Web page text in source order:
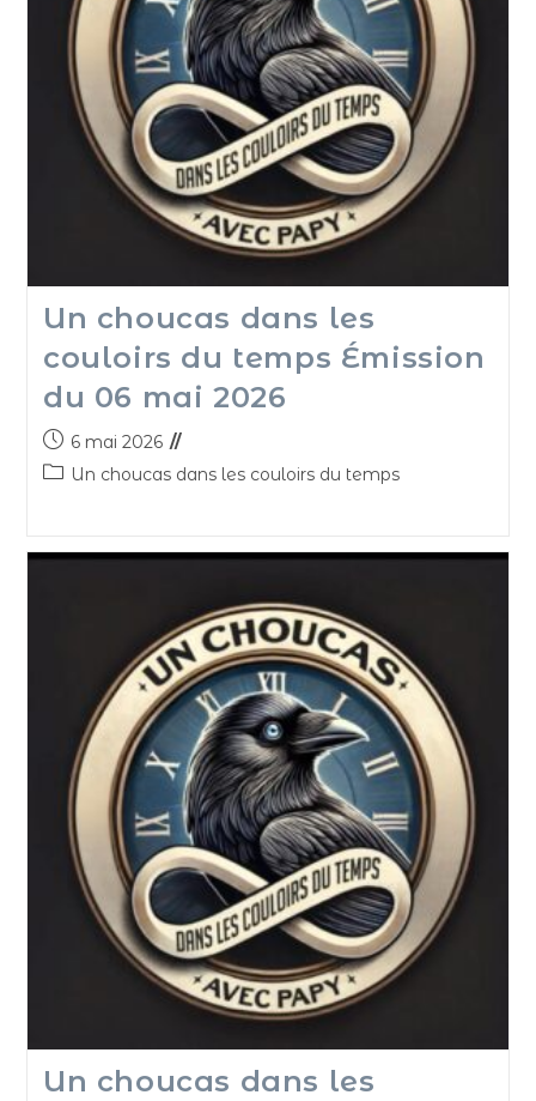
Un choucas dans les
couloirs du temps Émission
du 06 mai 2026
6 mai 2026
Un choucas dans les couloirs du temps
Un choucas dans les